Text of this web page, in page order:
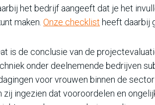
het bedrijf aangeeft dat je het
maken. Onze checklist heeft daarbij
is de conclusie van de
onder deelnemende bedrijven
voor vrouwen binnen de
zij ingezien dat vooroordelen en